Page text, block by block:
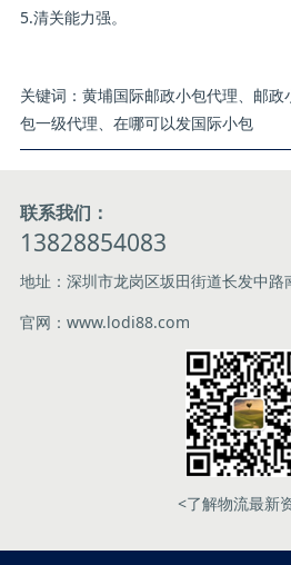
5.清关能力强。
关键词：黄埔国际邮政小包代理、邮
包一级代理、在哪可以发国际小包
联系我们：
13828854083
地址：深圳市龙岗区坂田街道长发中
官网：www.lodi88.com
<了解物流最新